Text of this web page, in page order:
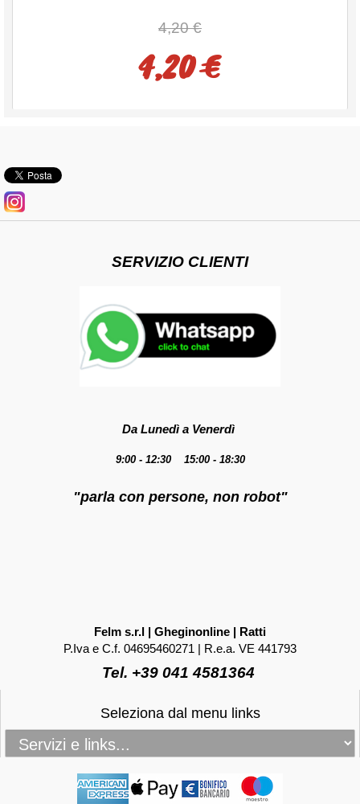
4,20 €
4,20 €
SERVIZIO CLIENTI
Da Lunedì a Venerdì
9:00 - 12:30 15:00 - 18:30
"parla con persone, non robot"
Felm s.r.l | Gheginonline | Ratti
P.Iva e C.f. 04695460271 | R.e.a. VE 441793
Tel. +39 041 4581364
Seleziona dal menu links